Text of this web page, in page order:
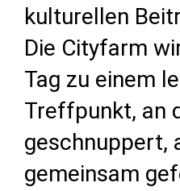
kulturellen
Die Cityfarm
Tag zu einem
Treffpunkt, an
geschnuppert,
gemeinsam